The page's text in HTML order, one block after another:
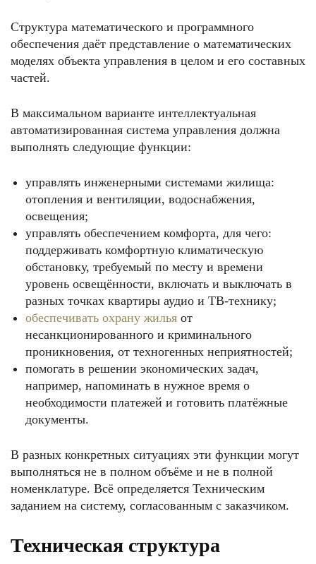
Структура математического и программного
обеспечения даёт представление о математических
моделях объекта управления в целом и его составных
частей.
В максимальном варианте интеллектуальная
автоматизированная система управления должна
выполнять следующие функции:
управлять инженерными системами жилища:
отопления и вентиляции, водоснабжения,
освещения;
управлять обеспечением комфорта, для чего:
поддерживать комфортную климатическую
обстановку, требуемый по месту и времени
уровень освещённости, включать и выключать в
разных точках квартиры аудио и ТВ-технику;
обеспечивать охрану жилья от
несанкционированного и криминального
проникновения, от техногенных неприятностей;
помогать в решении экономических задач,
например, напоминать в нужное время о
необходимости платежей и готовить платёжные
документы.
В разных конкретных ситуациях эти функции могут
выполняться не в полном объёме и не в полной
номенклатуре. Всё определяется Техническим
заданием на систему, согласованным с заказчиком.
Техническая структура